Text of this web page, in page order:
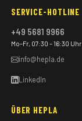
SERVICE-HOTLINE
+49 5681 9966
Mo–Fr, 07:30 – 16:30 Uhr
info@hepla.de
LinkedIn
ÜBER HEPLA